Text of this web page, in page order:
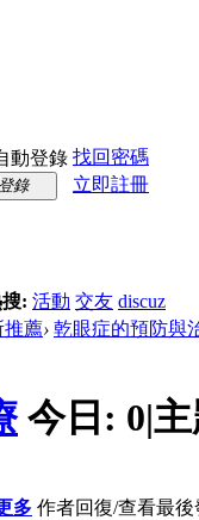
動登錄 找回密碼
登錄
立即註冊
: 活動 交友 discuz
推薦› 乾眼症的預防與
今日: 0|
多 作者回復/查看最後